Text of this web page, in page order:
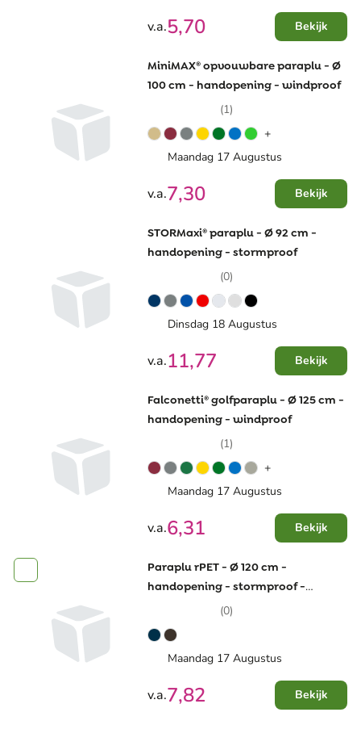
v.a.5,70 Bekijk
MiniMAX® opvouwbare paraplu - Ø
100 cm - handopening - windproof
(1)
+
Maandag 17 Augustus
v.a.7,30 Bekijk
STORMaxi® paraplu - Ø 92 cm -
handopening - stormproof
(0)
Dinsdag 18 Augustus
v.a.11,77 Bekijk
Falconetti® golfparaplu - Ø 125 cm -
handopening - windproof
(1)
+
Maandag 17 Augustus
v.a.6,31 Bekijk
Paraplu rPET - Ø 120 cm -
handopening - stormproof -
(0)
Maandag 17 Augustus
v.a.7,82 Bekijk